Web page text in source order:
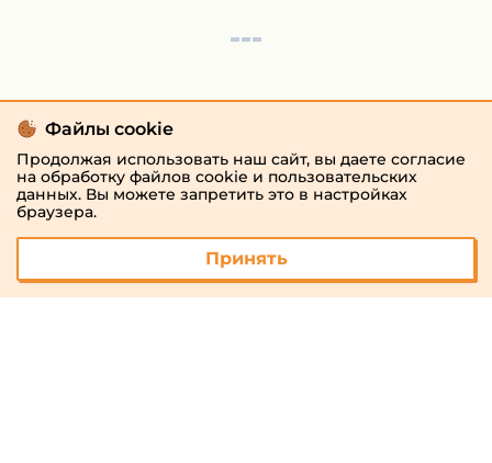
Файлы cookie
Продолжая использовать наш сайт, вы даете согласие
на обработку файлов cookie и пользовательских
данных. Вы можете запретить это в настройках
браузера.
Принять